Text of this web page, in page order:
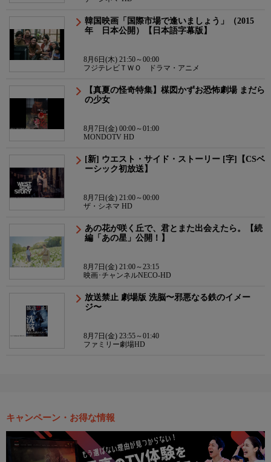
韓国映画「国際市場で逢いましょう」（2015
年 日本公開）【日本語字幕版】
8月6日(木) 21:50～00:00
フジテレビＴＷＯ ドラマ・アニメ
【真夏の怪奇特集】楳図かずお恐怖劇場 まだら
の少女
8月7日(金) 00:00～01:00
MONDOTV HD
[新] ウエスト・サイド・ストーリー [字]【CSベ
ーシック初放送】
8月7日(金) 21:00～00:00
ザ・シネマ HD
あの花が咲く丘で、君とまた出会えたら。【続
編「あの星」公開！】
8月7日(金) 21:00～23:15
映画･チャンネルNECO-HD
放送禁止 劇場版 洗脳〜邪悪なる鉄のイメー
ジ〜
8月7日(金) 23:55～01:40
ファミリー劇場HD
キャンペーン・お得な情報